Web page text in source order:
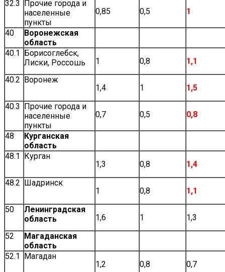
32.3 Прочие города и
населенные
пункты
0,85 0,5 1
40
Воронежская
область
40.1 Борисоглебск,
Лиски, Россошь
1 0,8
1,1
40.2 Воронеж
1,4
1
1,5
40.3 Прочие города и
населенные
пункты
0,7 0,5 0,8
48
Курганская
область
48.1 Курган
1,3
0,8
1,4
48.2 Шадринск
1
0,8
1,1
50
Ленинградская
область
1,6 1
1,3
52
Магаданская
область
52.1 Магадан
1,2
0,8
0,7